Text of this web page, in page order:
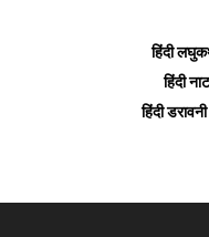
हिंदी
हिंदी
हिंदी